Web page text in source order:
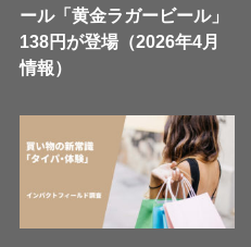
ール「黄金ラガービール」
138円が登場（2026年4月
情報）